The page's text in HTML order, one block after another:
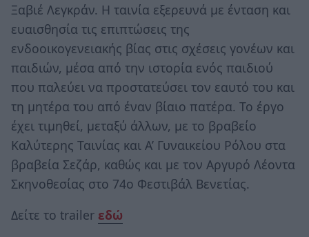
Ξαβιέ Λεγκράν. Η ταινία εξερευνά με ένταση και
ευαισθησία τις επιπτώσεις της
ενδοοικογενειακής βίας στις σχέσεις γονέων και
παιδιών, μέσα από την ιστορία ενός παιδιού
που παλεύει να προστατεύσει τον εαυτό του και
τη μητέρα του από έναν βίαιο πατέρα. Το έργο
έχει τιμηθεί, μεταξύ άλλων, με το βραβείο
Καλύτερης Ταινίας και Α’ Γυναικείου Ρόλου στα
βραβεία Σεζάρ, καθώς και με τον Αργυρό Λέοντα
Σκηνοθεσίας στο 74ο Φεστιβάλ Βενετίας.
Δείτε το trailer εδώ